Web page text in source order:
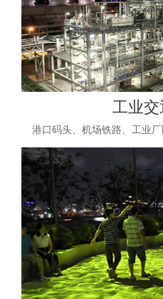
工业交
港口码头、机场铁路、工业